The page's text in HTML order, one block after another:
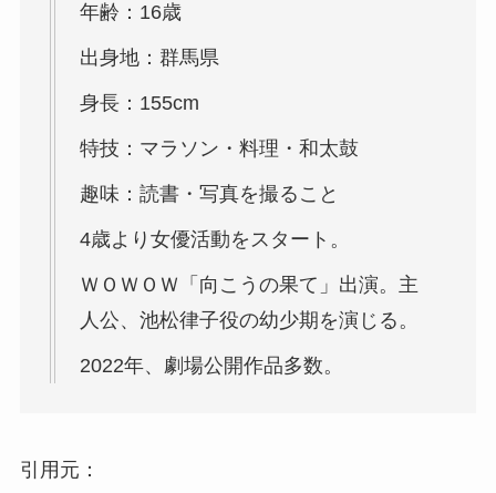
年齢：16歳
出身地：群馬県
身長：155cm
特技：マラソン・料理・和太鼓
趣味：読書・写真を撮ること
4歳より女優活動をスタート。
ＷＯＷＯＷ「向こうの果て」出演。主
人公、池松律子役の幼少期を演じる。
2022年、劇場公開作品多数。
引用元：